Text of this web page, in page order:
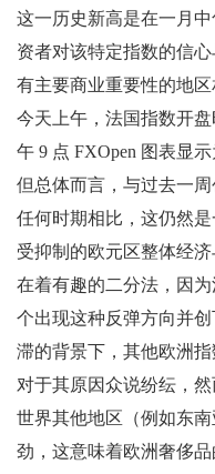
这一历史新高是在一月
资者对该特定指数的信
有主要商业重要性的地区
今天上午，法国指数开
午 9 点 FXOpen 图表显示
但总体而言，与过去一
任何时期相比，这仍然是
受抑制的欧元区整体经
在着有趣的二分法，因
个出现这种反弹方向并
滞的背景下，其他欧洲指
对于其原因众说纷纭，
世界其他地区（例如东
劲，这意味着欧洲奢侈